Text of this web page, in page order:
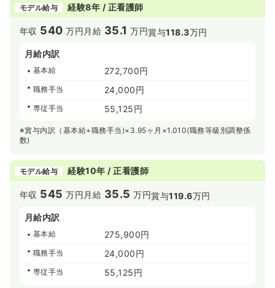
モデル給与 経験8年 / 正看護師
年収 540 万円 月給 35.1 万円賞与118.3万円
月給内訳
基本給 272,700円
職務手当 24,000円
専従手当 55,125円
※賞与内訳（基本給+職務手当)×3.95ヶ月×1.010(職務等級別調整係
数)
モデル給与 経験10年 / 正看護師
年収 545 万円 月給 35.5 万円賞与119.6万円
月給内訳
基本給 275,900円
職務手当 24,000円
専従手当 55,125円